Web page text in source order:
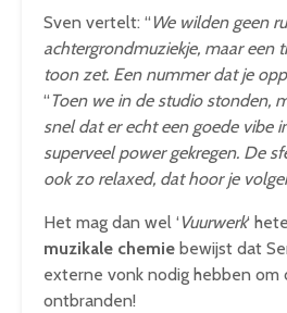
Sven vertelt: “ We wilden geen
achtergrondmuziekje, maar een
toon zet. Een nummer dat je
“Toen we in de studio stonden,
snel dat er echt een goede vibe
superveel power gekregen. De
ook zo relaxed, dat hoor je
Het mag dan wel ‘ Vuurwerk‘
muzikale chemie bewijst dat
externe vonk nodig hebben
ontbranden!